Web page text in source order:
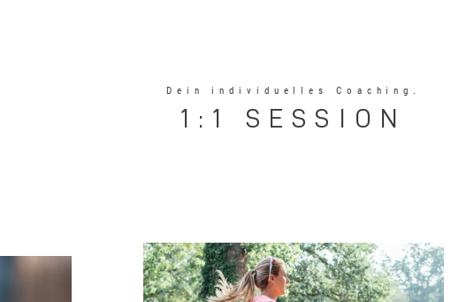
Dein individuelles Coaching.
1:1 SESSION